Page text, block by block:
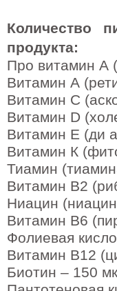
Количество
продукта:
Про витамин А
Витамин А
Витамин С
Витамин D
Витамин Е (ди
Витамин К
Тиамин
Витамин В2
Ниацин
Витамин В6
Фолиевая
Витамин В12
Биотин – 150